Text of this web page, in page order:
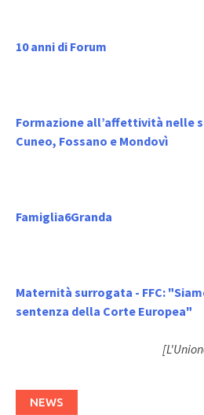
10 anni di Forum
Formazione all’affettività nelle
Cuneo, Fossano e Mondovì
Famiglia6Granda
Maternità surrogata - FFC:
sentenza della Corte Europea"
NEWS